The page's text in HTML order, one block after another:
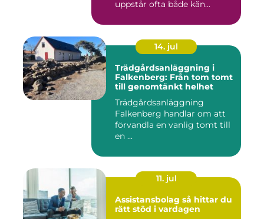
uppstår ofta både kän...
14. jul
Trädgårdsanläggning i
Falkenberg: Från tom tomt
till genomtänkt helhet
Trädgårdsanläggning
Falkenberg handlar om att
förvandla en vanlig tomt till
en ...
11. jul
Assistansbolag så hittar du
rätt stöd i vardagen